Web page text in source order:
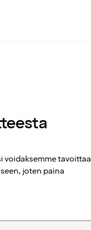
voidaksemme tavoittaa
joten paina